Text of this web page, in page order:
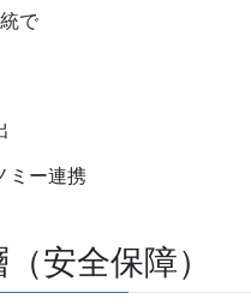
で
ミー連携
安全保障）